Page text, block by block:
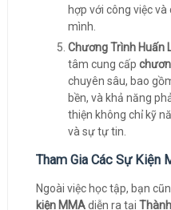
hợp với công việc
mình.
Chương Trình Huấn
tâm cung cấp
chuyên sâu, bao
bền, và khả năng
thiện không chỉ kỹ
và sự tự tin.
Tham Gia Các Sự Kiện
Ngoài việc học tập, bạn
kiện MMAdiễn ra tại